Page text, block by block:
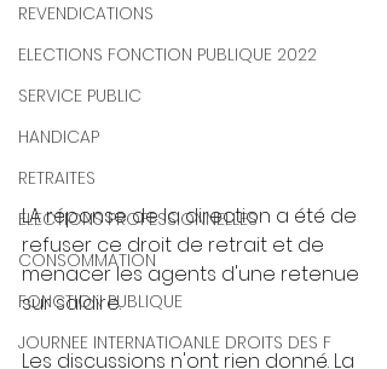
REVENDICATIONS
ELECTIONS FONCTION PUBLIQUE 2022
SERVICE PUBLIC
HANDICAP
RETRAITES
ELECTIONS PROFESSIONNELLES
CONSOMMATION
FONCTION PUBLIQUE
JOURNEE INTERNATIOANLE DROITS DES F
LA réponse de la direction a été de
refuser ce droit de retrait et de
menacer les agents d'une retenue
sur salaire.
Les discussions n'ont rien donné. La